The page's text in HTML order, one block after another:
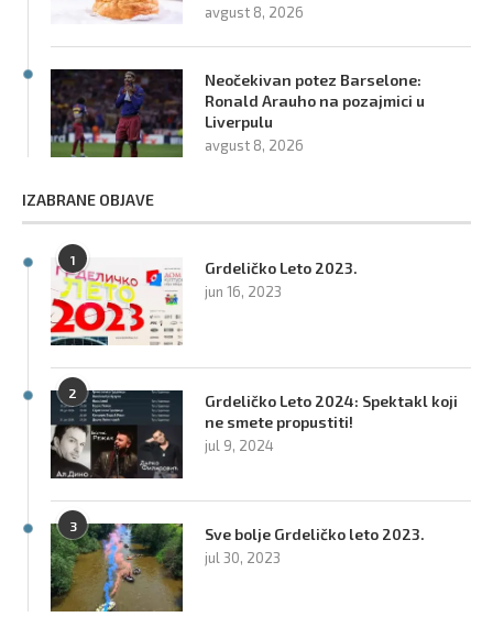
avgust 8, 2026
Neočekivan potez Barselone:
Ronald Arauho na pozajmici u
Liverpulu
avgust 8, 2026
IZABRANE OBJAVE
1 Grdeličko Leto 2023.
jun 16, 2023
2
Grdeličko Leto 2024: Spektakl koji
ne smete propustiti!
jul 9, 2024
3 Sve bolje Grdeličko leto 2023.
jul 30, 2023